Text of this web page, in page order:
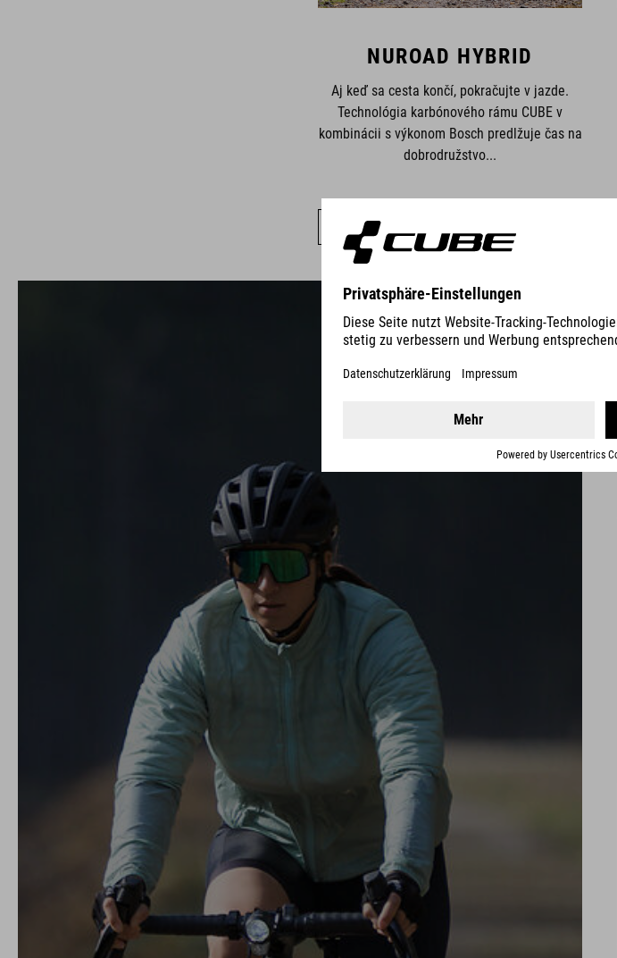
NUROAD HYBRID
Aj keď sa cesta končí, pokračujte v jazde.
Technológia karbónového rámu CUBE v
kombinácii s výkonom Bosch predlžuje čas na
dobrodružstvo...
ZOBRAZIŤ VŠETKY BICYKLE